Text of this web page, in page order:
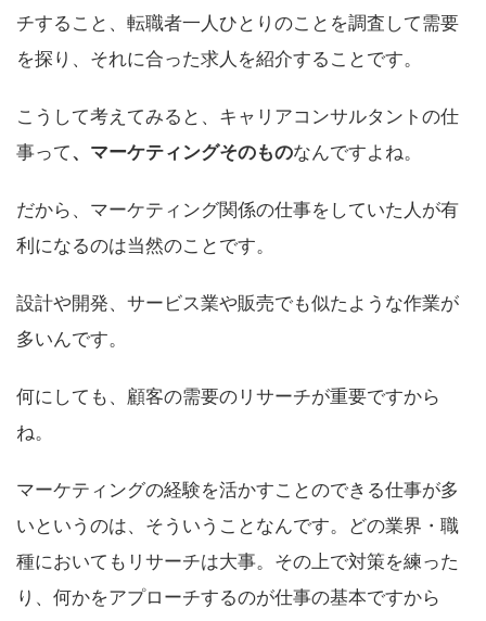
チすること、転職者一人ひとりのことを調査して需要
を探り、それに合った求人を紹介することです。
こうして考えてみると、キャリアコンサルタントの仕
事って、マーケティングそのものなんですよね。
だから、マーケティング関係の仕事をしていた人が有
利になるのは当然のことです。
設計や開発、サービス業や販売でも似たような作業が
多いんです。
何にしても、顧客の需要のリサーチが重要ですから
ね。
マーケティングの経験を活かすことのできる仕事が多
いというのは、そういうことなんです。どの業界・職
種においてもリサーチは大事。その上で対策を練った
り、何かをアプローチするのが仕事の基本ですから